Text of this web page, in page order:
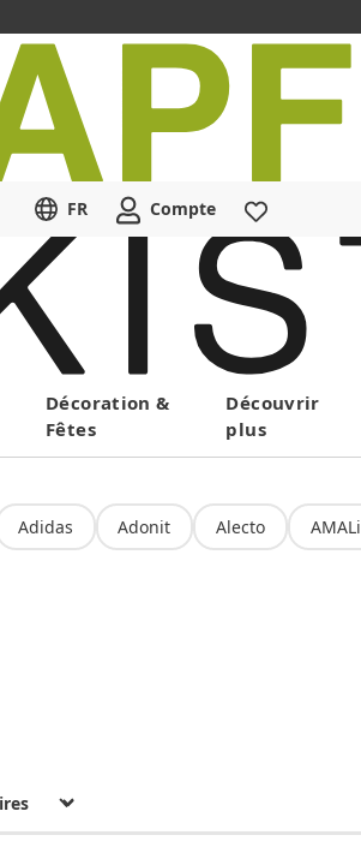
FR Compte
Décoration &
Fêtes
Découvrir
plus
Adidas Adonit Alecto AMALi